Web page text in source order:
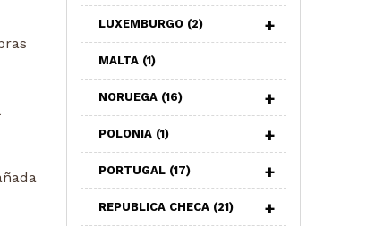
LUXEMBURGO (2)
MALTA (1)
NORUEGA (16)
POLONIA (1)
PORTUGAL (17)
REPUBLICA CHECA (21)